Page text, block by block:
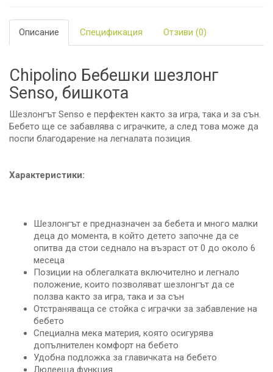
Описание Спецификация Отзиви (0)
Chipolino Бебешки шезлонг
Senso, бишкота
Шезлонгът Senso e перфектен както за игра, така и за сън.
Бебето ще се забавлява с играчките, а след това може да
поспи благодарение на легналата позиция.
Характеристики:
Шезлонгът е предназначен за бебета и много малки
деца до момента, в който детето започне да се
опитва да стои седнало на възраст от 0 до около 6
месеца
Позиции на облегалката включително и легнало
положение, които позволяват шезлонгът да се
ползва както за игра, така и за сън
Отстраняваща се стойка с играчки за забавление на
бебето
Специална мека материя, която осигурява
допълнителен комфорт на бебето
Удобна подложка за главичката на бебето